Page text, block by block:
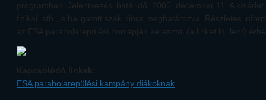
programban. Jelentkezési határidő: 2005. december 11. A
fizikai, stb., a hallgatott szak nincs meghatározva. Részletes
az ESA parabolarepülési honlapján keresztül (a linket ld. lent)
Kapcsolódó linkek:
ESA parabolarepülési kampány diákoknak